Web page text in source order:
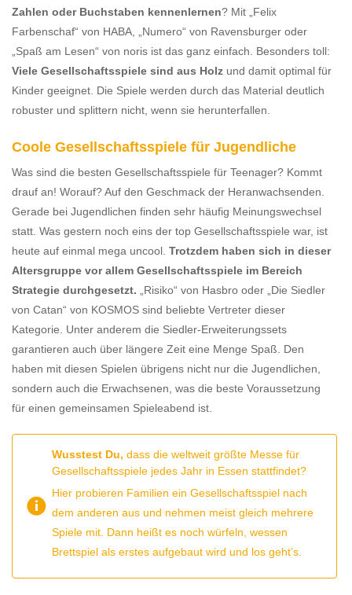
Zahlen oder Buchstaben kennenlernen? Mit „Felix
Farbenschaf“ von HABA, „Numero“ von Ravensburger oder
„Spaß am Lesen“ von noris ist das ganz einfach. Besonders toll:
Viele Gesellschaftsspiele sind aus Holz und damit optimal für
Kinder geeignet. Die Spiele werden durch das Material deutlich
robuster und splittern nicht, wenn sie herunterfallen.
Coole Gesellschaftsspiele für Jugendliche
Was sind die besten Gesellschaftsspiele für Teenager? Kommt
drauf an! Worauf? Auf den Geschmack der Heranwachsenden.
Gerade bei Jugendlichen finden sehr häufig Meinungswechsel
statt. Was gestern noch eins der top Gesellschaftsspiele war, ist
heute auf einmal mega uncool. Trotzdem haben sich in dieser
Altersgruppe vor allem Gesellschaftsspiele im Bereich
Strategie durchgesetzt.
„Risiko“ von Hasbro oder „Die Siedler
von Catan“ von KOSMOS sind beliebte Vertreter dieser
Kategorie. Unter anderem die Siedler-Erweiterungssets
garantieren auch über längere Zeit eine Menge Spaß. Den
haben mit diesen Spielen übrigens nicht nur die Jugendlichen,
sondern auch die Erwachsenen, was die beste Voraussetzung
für einen gemeinsamen Spieleabend ist.
Wusstest Du, dass die weltweit größte Messe für
Gesellschaftsspiele jedes Jahr in Essen stattfindet?
Hier probieren Familien ein Gesellschaftsspiel nach
dem anderen aus und nehmen meist gleich mehrere
Spiele mit. Dann heißt es noch würfeln, wessen
Brettspiel als erstes aufgebaut wird und los geht’s.